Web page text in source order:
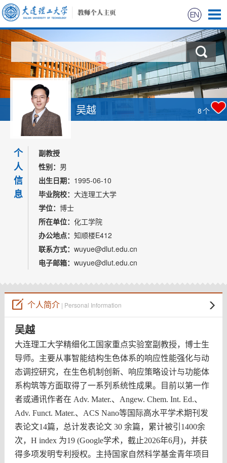
首页
科学研究
教学研究
获奖信息
招生信息
学生信息
我的相册
教师博客
吴越 8个
个
人
信
息
副教授
性别： 男
出生日期： 1995-06-10
毕业院校： 大连理工大学
学位： 博士
所在单位： 化工学院
办公地点： 知顺楼E412
联系方式： wuyue@dlut.edu.cn
电子邮箱： wuyue@dlut.edu.cn
个人简介| Personal Information
吴越
大连理工大学精细化工国家重点实验室副教授，博士生
导师。主要从事智能结构生色体系的响应性能强化与动
态调控研究，在生色机制创新、响应策略设计与功能体
系构筑等方面取得了一系列系统性成果。目前以第一作
者或通讯作者在 Adv. Mater.、 Angew. Chem. Int. Ed.、
Adv. Funct. Mater.、 ACS Nano等国际高水平学术期刊发
表论文14篇，总计发表论文30 余篇，累计被引 1400余
次， H index 为19 (Google学术，截止2026年6月 )，并获
得多项发明专利授权。主持国家自然科学基金青年项目